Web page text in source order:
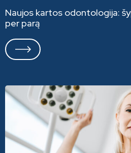
Naujos kartos odontologija:
per parą